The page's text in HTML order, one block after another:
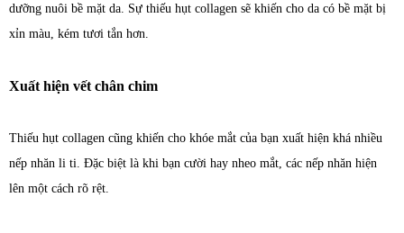
dưỡng nuôi bề mặt da. Sự thiếu hụt collagen sẽ khiến cho da có bề mặt bị
xỉn màu, kém tươi tắn hơn.
Xuất hiện vết chân chim
Thiếu hụt collagen cũng khiến cho khóe mắt của bạn xuất hiện khá nhiều
nếp nhăn li ti. Đặc biệt là khi bạn cười hay nheo mắt, các nếp nhăn hiện
lên một cách rõ rệt.